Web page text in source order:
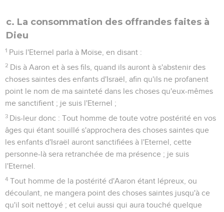
c. La consommation des offrandes faites à
Dieu
1 Puis l'Eternel parla à Moïse, en disant :
2 Dis à Aaron et à ses fils, quand ils auront à s'abstenir des
choses saintes des enfants d'Israël, afin qu'ils ne profanent
point le nom de ma sainteté dans les choses qu'eux-mêmes
me sanctifient ; je suis l'Eternel ;
3 Dis-leur donc : Tout homme de toute votre postérité en vos
âges qui étant souillé s'approchera des choses saintes que
les enfants d'Israël auront sanctifiées à l'Eternel, cette
personne-là sera retranchée de ma présence ; je suis
l'Eternel.
4 Tout homme de la postérité d'Aaron étant lépreux, ou
découlant, ne mangera point des choses saintes jusqu'à ce
qu'il soit nettoyé ; et celui aussi qui aura touché quelque